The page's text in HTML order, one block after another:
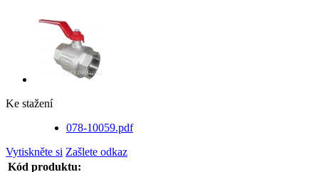
Ke stažení
078-10059.pdf
Vytiskněte si Zašlete odkaz
Kód produktu: